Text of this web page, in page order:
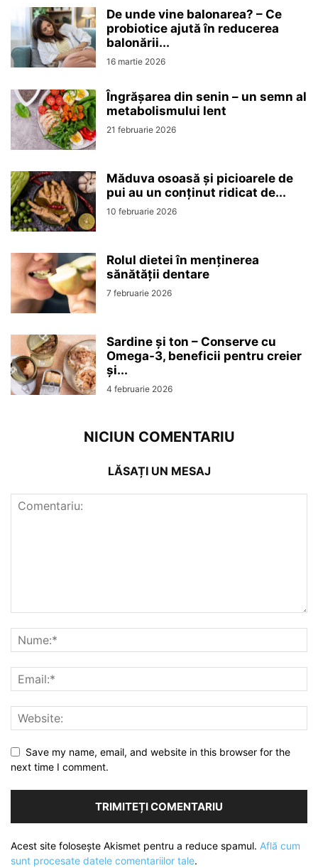
De unde vine balonarea? – Ce
probiotice ajută în reducerea
balonării...
16 martie 2026
Îngrășarea din senin – un semn al
metabolismului lent
21 februarie 2026
Măduva osoasă și picioarele de
pui au un conținut ridicat de...
10 februarie 2026
Rolul dietei în menținerea
sănătății dentare
7 februarie 2026
Sardine și ton – Conserve cu
Omega-3, beneficii pentru creier
și...
4 februarie 2026
NICIUN COMENTARIU
LĂSAȚI UN MESAJ
Save my name, email, and website in this browser for the
next time I comment.
Acest site folosește Akismet pentru a reduce spamul. Află cum
sunt procesate datele comentariilor tale.